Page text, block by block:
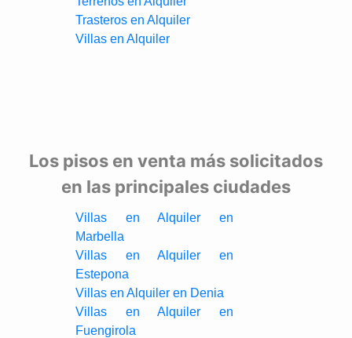
Trasteros en Alquiler
Villas en Alquiler
Los pisos en venta más solicitados
en las principales ciudades
Villas en Alquiler en
Marbella
Villas en Alquiler en
Estepona
Villas en Alquiler en Denia
Villas en Alquiler en
Fuengirola